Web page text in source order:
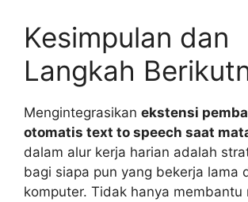
Kesimpulan dan
Langkah
Mengintegrasikan ekstensi
otomatis text to speech saat
dalam alur kerja harian adalah
bagi siapa pun yang bekerja lama
komputer. Tidak hanya membantu